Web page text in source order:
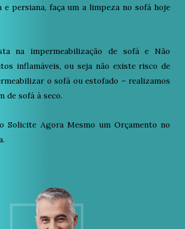
e persiana, faça um a limpeza no sofá hoje
na impermeabilização de sofá e Não
inflamáveis, ou seja não existe risco de
o sofá ou estofado – realizamos
de sofá à seco.
Solicite Agora Mesmo um Orçamento no